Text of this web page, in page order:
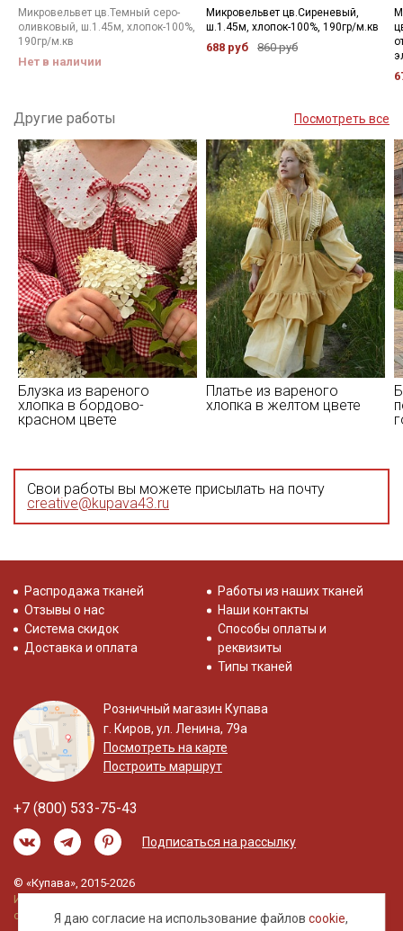
Микровельвет цв.Темный серо-
оливковый, ш.1.45м, хлопок-100%,
190гр/м.кв
Нет в наличии
Микровельвет цв.Сиреневый,
ш.1.45м, хлопок-100%, 190гр/м.кв
688 руб 860 руб
Другие работы Посмотреть все
Блузка из вареного
хлопка в бордово-
красном цвете
Платье из вареного
хлопка в желтом цвете
Свои работы вы можете присылать на почту
creative@kupava43.ru
Я даю согласие на использование файловcookie,
Распродажа тканей
Отзывы о нас
Система скидок
Доставка и оплата
Работы из наших тканей
Наши контакты
Способы оплаты и
реквизиты
Типы тканей
Розничный магазин Купава
г. Киров, ул. Ленина, 79а
Посмотреть на карте
Построить маршрут
+7 (800) 533-75-43
Подписаться на рассылку
© «Купава», 2015-2026
Информация на сайте не является публичной
офертой.